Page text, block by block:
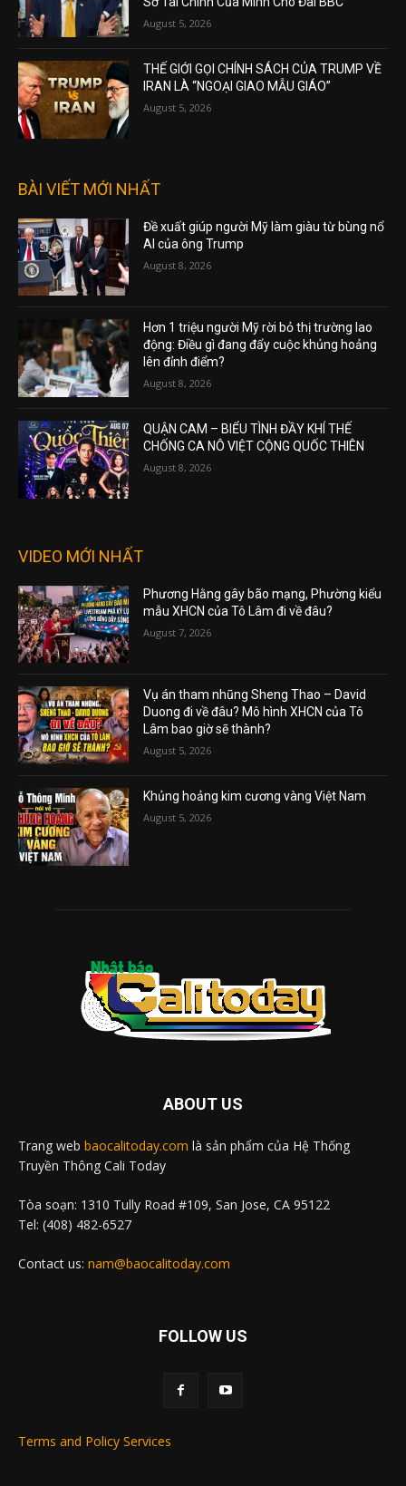
August 5, 2026
THẾ GIỚI GỌI CHÍNH SÁCH CỦA TRUMP VỀ
IRAN LÀ “NGOẠI GIAO MẪU GIÁO”
August 5, 2026
BÀI VIẾT MỚI NHẤT
Đề xuất giúp người Mỹ làm giàu từ bùng nổ
AI của ông Trump
August 8, 2026
Hơn 1 triệu người Mỹ rời bỏ thị trường lao
động: Điều gì đang đẩy cuộc khủng hoảng
lên đỉnh điểm?
August 8, 2026
QUẬN CAM – BIỂU TÌNH ĐẦY KHÍ THẾ
CHỐNG CA NÔ VIỆT CỘNG QUỐC THIÊN
August 8, 2026
VIDEO MỚI NHẤT
Phương Hằng gây bão mạng, Phường kiểu
mẫu XHCN của Tô Lâm đi về đâu?
August 7, 2026
Vụ án tham nhũng Sheng Thao – David
Duong đi về đâu? Mô hình XHCN của Tô
Lâm bao giờ sẽ thành?
August 5, 2026
Khủng hoảng kim cương vàng Việt Nam
August 5, 2026
ABOUT US
Trang web baocalitoday.com là sản phẩm của Hệ Thống
Truyền Thông Cali Today
Tòa soạn: 1310 Tully Road #109, San Jose, CA 95122
Tel: (408) 482-6527
Contact us: nam@baocalitoday.com
FOLLOW US
Terms and Policy Services